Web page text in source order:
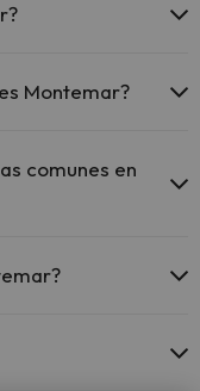
otras instalaciones.
Montemar?
comunes en